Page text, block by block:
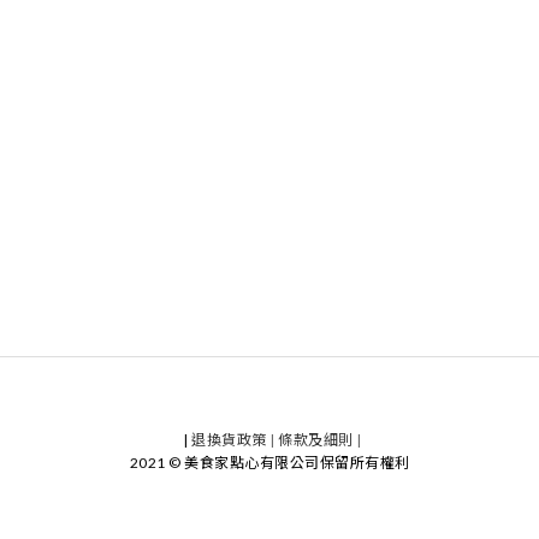
|退換貨政策 |條款及細則 |
2021 © 美食家點心有限公司保留所有權利